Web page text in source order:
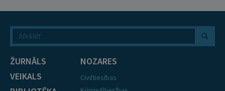
ŽURNĀLS
VEIKALS
NOZARES
Civiltiesības